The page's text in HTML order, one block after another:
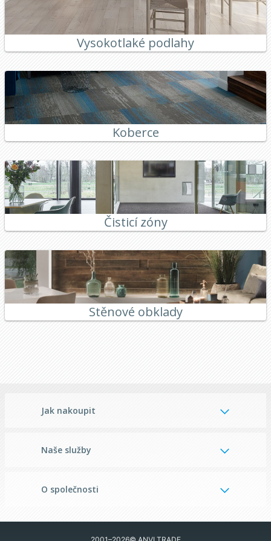
Vysokotlaké podlahy
Koberce
Čisticí zóny
Stěnové obklady
Jak nakoupit
Naše služby
O společnosti